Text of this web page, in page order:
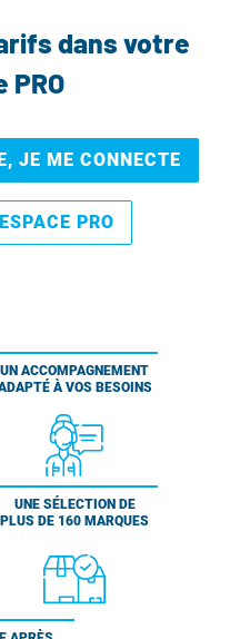
dans votre
PRO
JE ME CONNECTE
PRO
UN ACCOMPAGNEMENT
À VOS BESOINS
UNE SÉLECTION DE
PLUS DE 160 MARQUES